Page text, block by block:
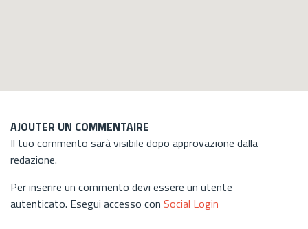
AJOUTER UN COMMENTAIRE
Il tuo commento sarà visibile dopo approvazione dalla
redazione.
Per inserire un commento devi essere un utente
autenticato. Esegui accesso con Social Login